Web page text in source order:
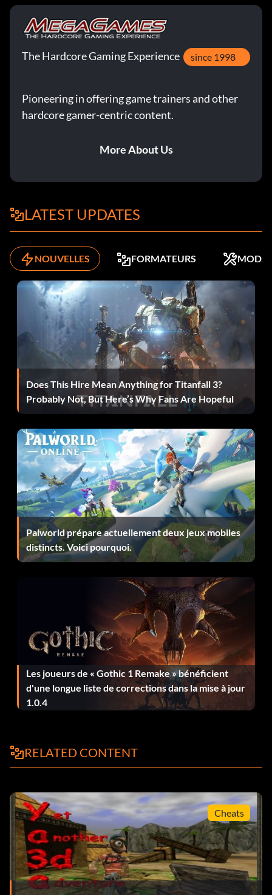
The Hardcore Gaming Experience since 1998
Pioneering in offering game trainers and other
hardcore gamer-centric content.
More About Us
LATEST UPDATES
NOUVELLES FORMATEURS MODS
Does This Hire Mean Anything for Titanfall 3?
Probably Not, But Here’s Why Fans Are Hopeful
Palworld prépare actuellement deux jeux mobiles
distincts. Voici pourquoi.
Les joueurs de « Gothic 1 Remake » bénéficient
d'une longue liste de corrections dans la mise à jour
1.0.4
RELATED CONTENT
Cheats